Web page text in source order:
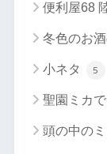
便利屋68
冬色のお
小ネタ 5
聖園ミカ
頭の中の